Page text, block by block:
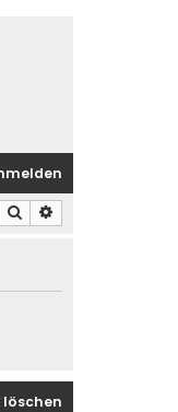
Suche
löschen